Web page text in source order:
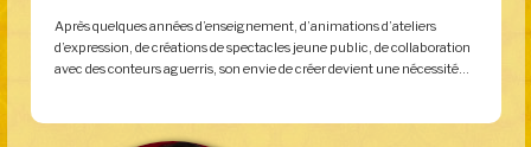
Après quelques années d’enseignement, d’animations d’ateliers
d’expression, de créations de spectacles jeune public, de collaboration
avec des conteurs aguerris, son envie de créer devient une nécessité…